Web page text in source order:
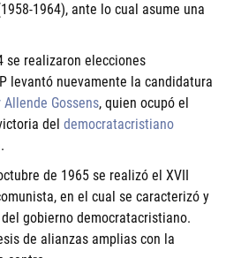
1964), ante lo cual asume una
se realizaron elecciones
levantó nuevamente la candidatura
Allende Gossens, quien ocupó el
del democratacristiano
.
de 1965 se realizó el XVII
en el cual se caracterizó y
gobierno democratacristiano.
de alianzas amplias con la